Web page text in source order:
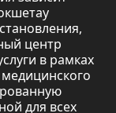
центр
в рамках
для всех